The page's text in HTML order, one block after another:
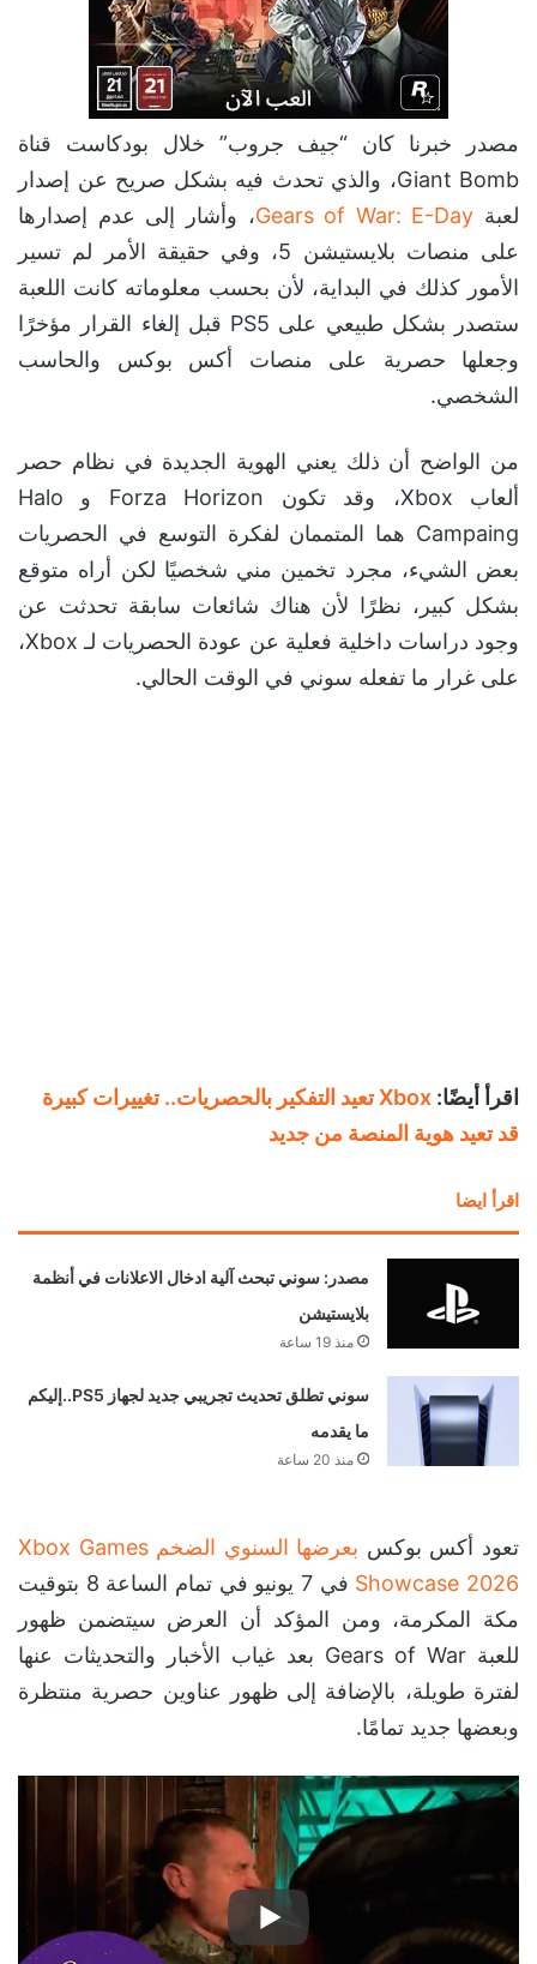
مصدر خبرنا كان “جيف جروب” خلال بودكاست قناة
Giant Bomb، والذي تحدث فيه بشكل صريح عن إصدار
لعبة Gears of War: E-Day، وأشار إلى عدم إصدارها
على منصات بلايستيشن 5، وفي حقيقة الأمر لم تسير
الأمور كذلك في البداية، لأن بحسب معلوماته كانت اللعبة
ستصدر بشكل طبيعي على PS5 قبل إلغاء القرار مؤخرًا
وجعلها حصرية على منصات أكس بوكس والحاسب
الشخصي.
من الواضح أن ذلك يعني الهوية الجديدة في نظام حصر
ألعاب Xbox، وقد تكون Forza Horizon و Halo
Campaing هما المتممان لفكرة التوسع في الحصريات
بعض الشيء، مجرد تخمين مني شخصيًا لكن أراه متوقع
بشكل كبير، نظرًا لأن هناك شائعات سابقة تحدثت عن
وجود دراسات داخلية فعلية عن عودة الحصريات لـ Xbox،
على غرار ما تفعله سوني في الوقت الحالي.
اقرأ أيضًا:
Xbox تعيد التفكير بالحصريات.. تغييرات كبيرة
قد تعيد هوية المنصة من جديد
اقرأ ايضا
مصدر: سوني تبحث آلية ادخال الاعلانات في أنظمة
بلايستيشن
منذ 19 ساعة
سوني تطلق تحديث تجريبي جديد لجهاز PS5..إليكم
ما يقدمه
منذ 20 ساعة
تعود أكس بوكس
بعرضها السنوي الضخم Xbox Games
Showcase 2026
في 7 يونيو في تمام الساعة 8 بتوقيت
مكة المكرمة، ومن المؤكد أن العرض سيتضمن ظهور
للعبة Gears of War بعد غياب الأخبار والتحديثات عنها
لفترة طويلة، بالإضافة إلى ظهور عناوين حصرية منتظرة
وبعضها جديد تمامًا.